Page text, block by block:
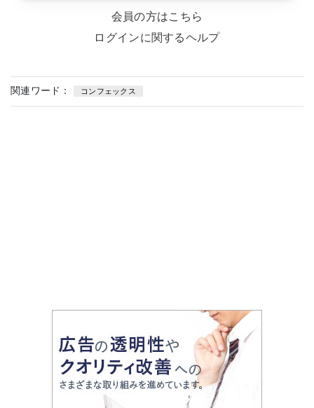
会員の方はこちら
ログインに関するヘルプ
関連ワード： コンフェックス